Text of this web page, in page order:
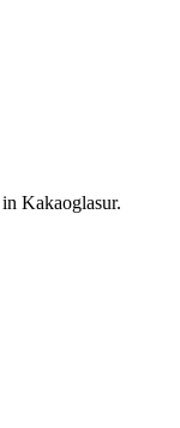
Kakaoglasur.